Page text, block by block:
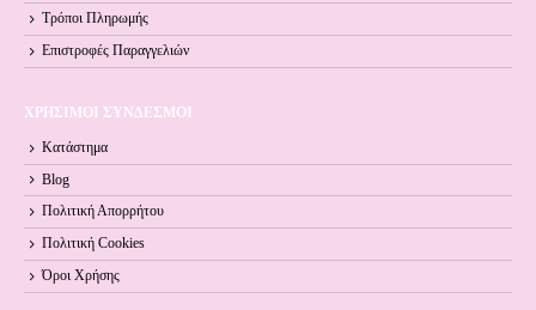
Τρόποι Πληρωμής
Επιστροφές Παραγγελιών
ΧΡΗΣΙΜΟΙ ΣΥΝΔΕΣΜΟΙ
Κατάστημα
Blog
Πολιτική Απορρήτου
Πολιτική Cookies
Όροι Xρήσης